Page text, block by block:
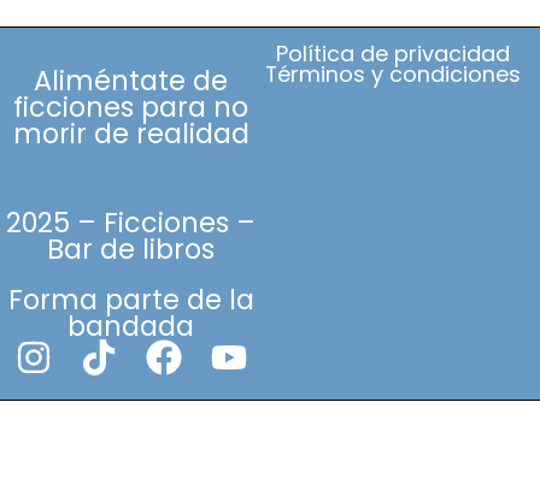
Aliméntate de
ficciones para no
morir de realidad
2025 – Ficciones –
Bar de libros
Forma parte de la
bandada
Política de privacidad
Términos y condiciones